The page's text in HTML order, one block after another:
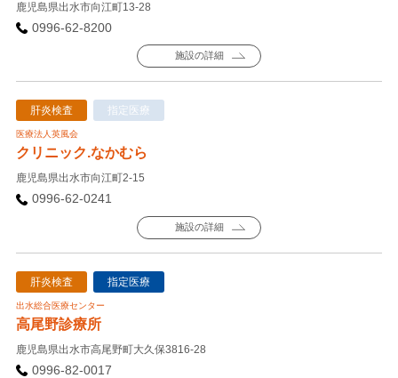
鹿児島県出水市向江町13-28
0996-62-8200
施設の詳細
肝炎検査 指定医療
医療法人英風会
クリニック.なかむら
鹿児島県出水市向江町2-15
0996-62-0241
施設の詳細
肝炎検査 指定医療
出水総合医療センター
高尾野診療所
鹿児島県出水市高尾野町大久保3816-28
0996-82-0017